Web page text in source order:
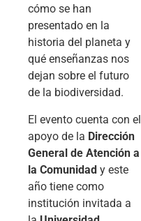
cómo se han
presentado en la
historia del planeta y
qué enseñanzas nos
dejan sobre el futuro
de la biodiversidad.
El evento cuenta con el
apoyo de la Dirección
General de Atención a
la Comunidad y este
año tiene como
institución invitada a